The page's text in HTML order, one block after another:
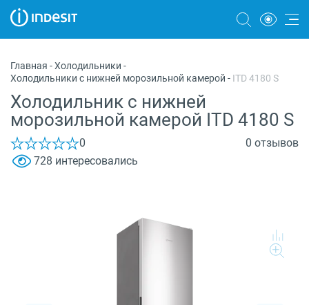
Морозильные камеры
Стиральные и сушильные машины
Посудомоечные машины
Плиты
Главная -Холодильники -
Холодильники с нижней морозильной камерой - ITD 4180 S
Холодильник с нижней
морозильной камерой ITD 4180 S
0
0 отзывов
728 интересовались